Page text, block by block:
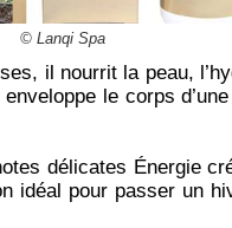
© Lanqi Spa
il nourrit la peau,
le corps
délicates Énergie
idéal pour passer un